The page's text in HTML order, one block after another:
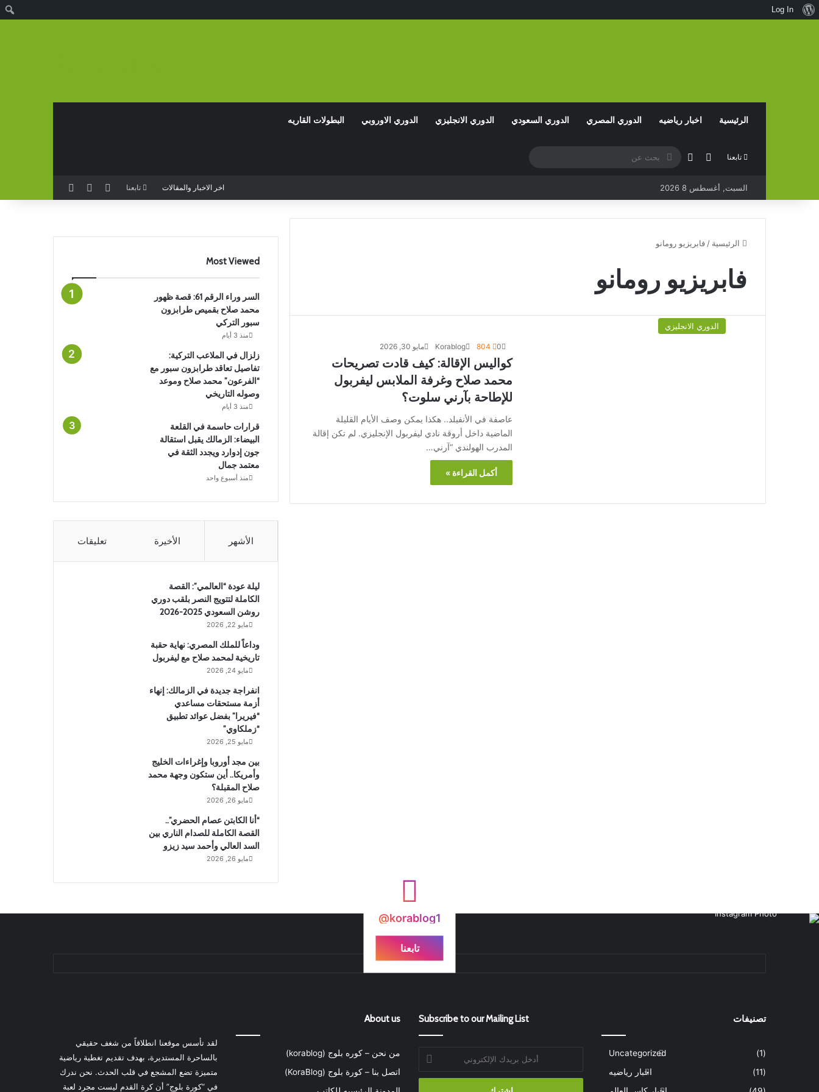
نبذةLog In
الرئيسية اخبار رياضيه الدوري المصري الدوري السعودي الدوري الانجليزي الدوري الاوروبي البطولات القاريه
تابعنا مقال عشوائي
الوضع المظلم
بحث
السبت, أغسطس 8 2026 اخر الاخبار والمقالات تابعنا تسجيل الدخول
مقال عشوائي
الرئيسية / فابريزيو رومانو
فابريزيو رومانو
الدوري الانجليزي
Korablog مايو 30, 2026 0
كواليس الإقالة: كيف قادت تصريحات
محمد صلاح وغرفة الملابس ليفربول
للإطاحة بآرني سلوت؟
عاصفة في الأنفيلد.. هكذا يمكن وصف الأيام القليلة
الماضية داخل أروقة نادي ليفربول الإنجليزي. لم تكن إقالة
المدرب الهولندي “آرني…
أكمل القراءة »
Most Viewed
السر وراء الرقم 61: قصة ظهور
محمد صلاح بقميص طرابزون
سبور التركي
منذ 3 أيام
زلزال في الملاعب التركية:
تفاصيل تعاقد طرابزون سبور مع
“الفرعون” محمد صلاح وموعد
وصوله التاريخي
منذ 3 أيام
قرارات حاسمة في القلعة
البيضاء: الزمالك يقبل استقالة
جون إدوارد ويجدد الثقة في
معتمد جمال
منذ أسبوع واحد
الأشهر الأخيرة تعليقات
ليلة عودة “العالمي”: القصة
الكاملة لتتويج النصر بلقب دوري
روشن السعودي 2025-2026
مايو 22, 2026
وداعاً للملك المصري: نهاية حقبة
تاريخية لمحمد صلاح مع ليفربول
مايو 24, 2026
انفراجة جديدة في الزمالك: إنهاء
أزمة مستحقات مساعدي
“فيريرا” بفضل عوائد تطبيق
“زملكاوي”
مايو 25, 2026
بين مجد أوروبا وإغراءات الخليج
وأمريكا.. أين ستكون وجهة محمد
صلاح المقبلة؟
مايو 26, 2026
“أنا الكابتن عصام الحضري”..
القصة الكاملة للصدام الناري بين
السد العالي وأحمد سيد زيزو
مايو 26, 2026
@korablog1
تابعنا
لقد تأسس موقعنا انطلاقاً من شغف حقيقي
بالساحرة المستديرة، بهدف تقديم تغطية رياضية
متميزة تضع المشجع في قلب الحدث. نحن ندرك
في “كورة بلوج” أن كرة القدم ليست مجرد لعبة
About us
من نحن – كوره بلوج (korablog)
اتصل بنا – كورة بلوج (KoraBlog)
Subscribe to our Mailing List
الإلكتروني
تصنيفات
Uncategorized
(1)
اخبار رياضيه
(11)